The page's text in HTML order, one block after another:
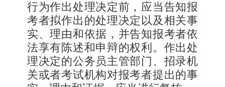
行为作出处理决定前，应当告知报
考者拟作出的处理决定以及相关事
实、理由和依据，并告知报考者依
法享有陈述和申辩的权利。作出处
理决定的公务员主管部门、招录机
关或者考试机构对报考者提出的事